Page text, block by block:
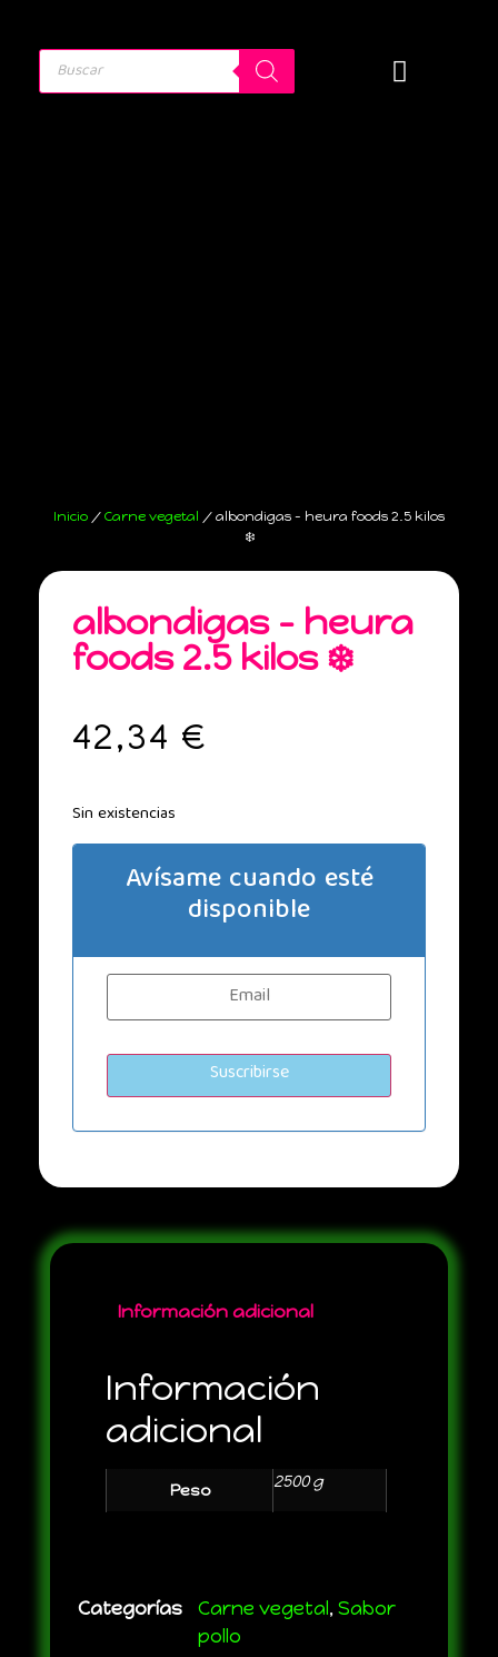
Inicio / Carne vegetal / albondigas – heura foods 2.5 kilos
❄️
albondigas – heura
foods 2.5 kilos ❄️
42,34 €
Sin existencias
Avísame cuando esté
disponible
Información adicional
Información
adicional
Peso 2500 g
Categorías Carne vegetal, Sabor
pollo